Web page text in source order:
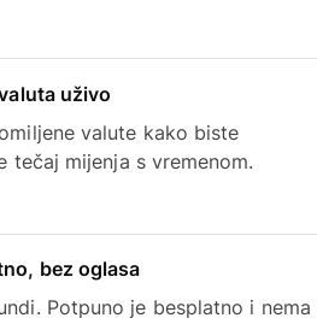
uživo
valute kako biste
tečaj mijenja s vremenom.
bez oglasa
Potpuno je besplatno i nema